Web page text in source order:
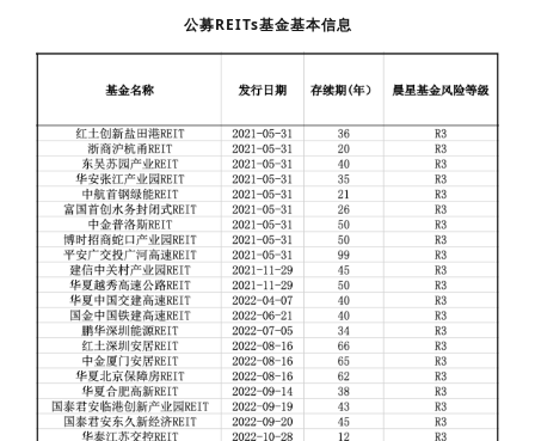
公募REITs基金基本信息